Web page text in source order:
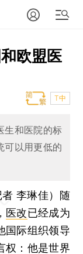
欧盟医
T中
生和医院的标
可以用更低的
李琳佳） 随
医改已经成为
国际组织领导
权：他是世界